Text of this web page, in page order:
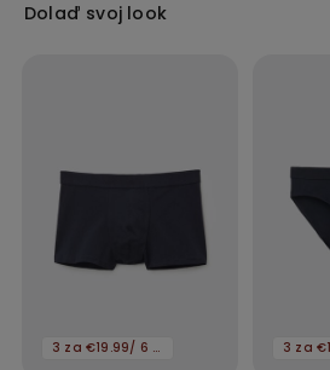
Dolaď svoj look
3 za €19.99/ 6 za €29.99